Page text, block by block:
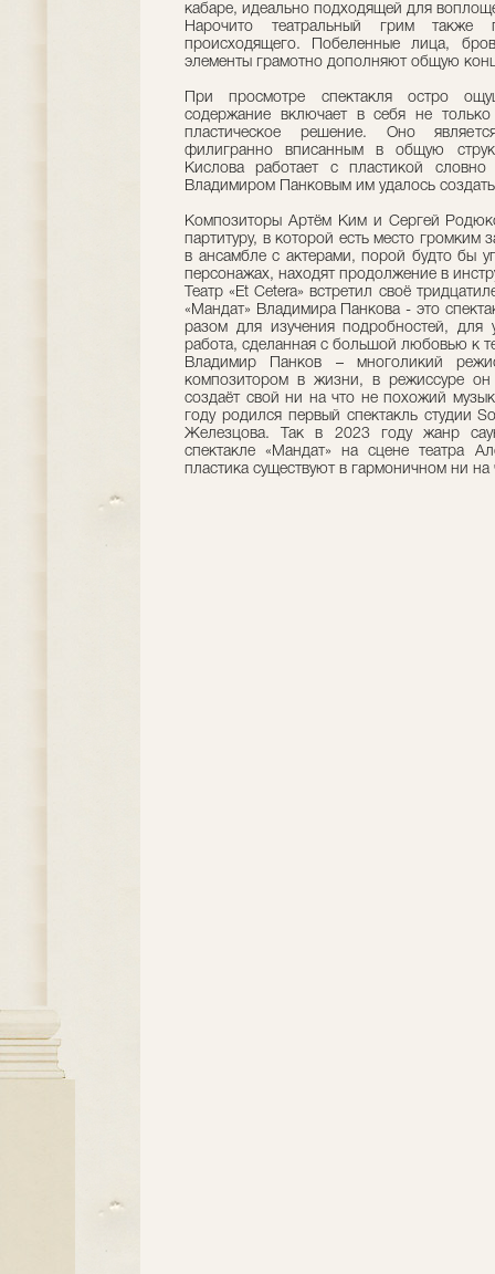
кабаре, идеально подходящей для
Нарочито театральный грим также
происходящего. Побеленные лица,
элементы грамотно дополняют общую
При просмотре спектакля остро
содержание включает в себя не
пластическое решение. Оно
филигранно вписанным в общую
Кислова работает с пластикой
Владимиром Панковым им удалось
Композиторы Артём Ким и Сергей
партитуру, в которой есть место
в ансамбле с актерами, порой будто бы
персонажах, находят продолжение в
Театр «Et Cetera» встретил своё
«Мандат» Владимира Панкова - это
разом для изучения подробностей, для
работа, сделанная с большой любовью к
Владимир Панков – многоликий
композитором в жизни, в режиссуре он
создаёт свой ни на что не похожий
году родился первый спектакль студии
Железцова. Так в 2023 году жанр
спектакле «Мандат» на сцене театра
пластика существуют в гармоничном ни